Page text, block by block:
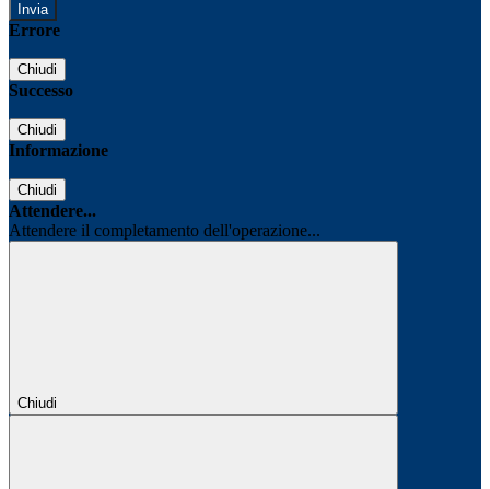
Errore
Chiudi
Successo
Chiudi
Informazione
Chiudi
Attendere...
Attendere il completamento dell'operazione...
Chiudi